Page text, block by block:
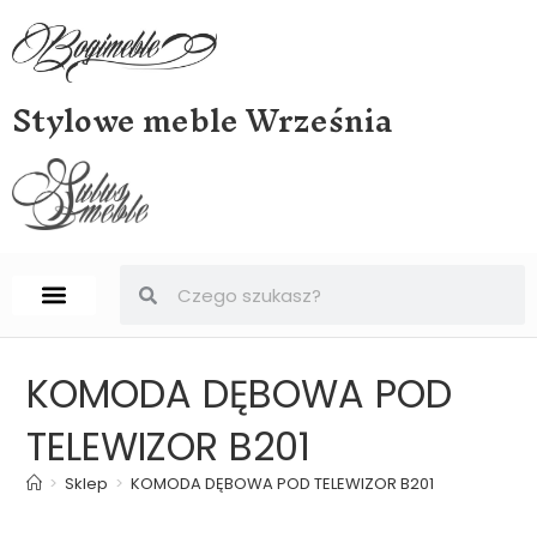
Stylowe meble Września
KOMODA DĘBOWA POD
TELEWIZOR B201
> Sklep > KOMODA DĘBOWA POD TELEWIZOR B201